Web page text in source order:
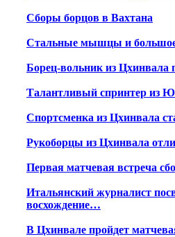
Сборы борцов в Вахтана
Стальные мышцы и
Борец-вольник из Цхинвала
Талантливый спринтер из
Спортсменка из Цхинвала
Рукоборцы из Цхинвала
Первая матчевая встреча
Итальянский журналист
восхождение…
В Цхинвале пройдет